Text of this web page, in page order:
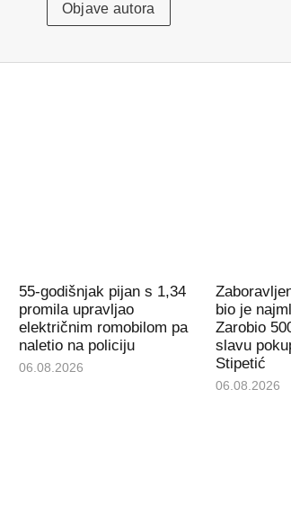
Objave autora
55-godišnjak pijan s 1,34
promila upravljao
električnim romobilom pa
naletio na policiju
06.08.2026
bio je
Zarobio
slavu
Stipetić
06.08.2026